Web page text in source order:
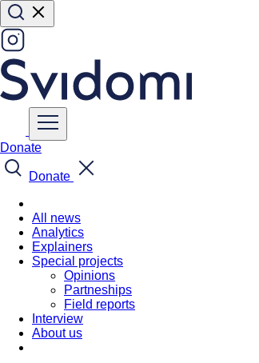
Donate
Donate
All news
Analytics
Explainers
Special projects
Opinions
Partneships
Field reports
Interview
About us